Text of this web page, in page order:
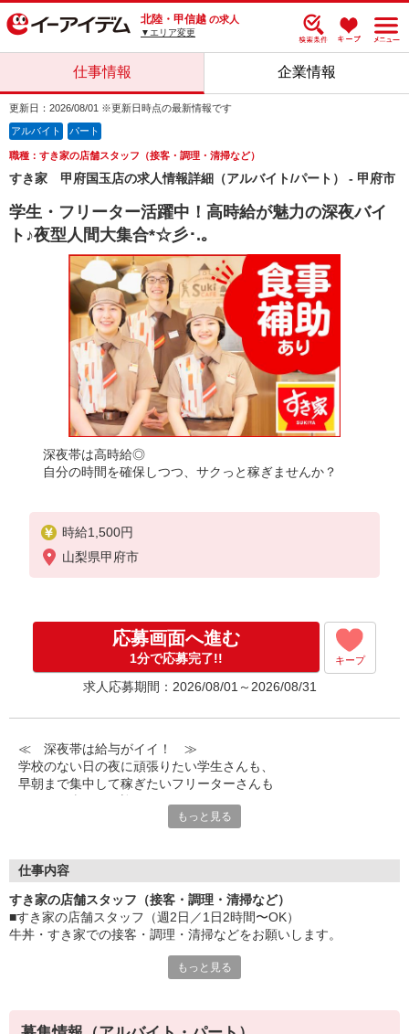
北陸・甲信越 の求人
▼エリア変更
仕事情報 企業情報
更新日：2026/08/01 ※更新日時点の最新情報です
アルバイト パート
職種：すき家の店舗スタッフ（接客・調理・清掃など）
すき家 甲府国玉店の求人情報詳細（アルバイト/パート） - 甲府市
学生・フリーター活躍中！高時給が魅力の深夜バイ
ト♪夜型人間大集合*☆彡･.｡
深夜帯は高時給◎
自分の時間を確保しつつ、サクっと稼ぎませんか？
時給1,500円
山梨県甲府市
応募画面へ進む
1分で応募完了!! キープ
求人応募期間：2026/08/01～2026/08/31
≪ 深夜帯は給与がイイ！ ≫
学校のない日の夜に頑張りたい学生さんも、
早朝まで集中して稼ぎたいフリーターさんも
オシャレを捨てる必要はありません！
急な出費も安心♪
■社員登用あり
将来を考えている方は必見です。
なか卯、かつ庵、ココス、ジョリーパスタ、ビッグボーイ、華屋
ョーグループ！
その中のひとつ『すき家』でお仕事しませんか？
もっと見る
仕事内容
すき家の店舗スタッフ（接客・調理・清掃など）
■すき家の店舗スタッフ（週2日／1日2時間〜OK）
牛丼・すき家での接客・調理・清掃などをお願いします。
あなたの笑顔で！
もっと見る